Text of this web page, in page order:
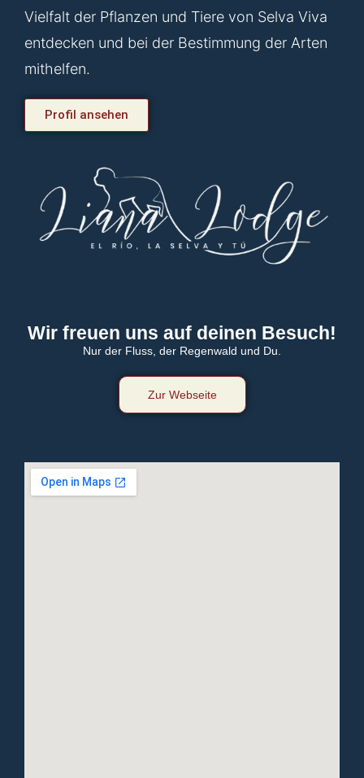
Vielfalt der Pflanzen und Tiere von Selva Viva
entdecken und bei der Bestimmung der Arten
mithelfen.
Profil ansehen
Wir freuen uns auf deinen Besuch!
Nur der Fluss, der Regenwald und Du.
Zur Webseite